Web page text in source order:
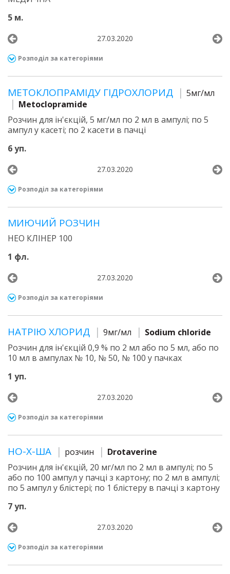
5 м.
27.03.2020
Розподіл за категоріями
МЕТОКЛОПРАМІДУ ГІДРОХЛОРИД
5мг/мл
Metoclopramide
Розчин для ін'єкцій, 5 мг/мл по 2 мл в ампулі; по 5
ампул у касеті; по 2 касети в пачці
6 уп.
27.03.2020
Розподіл за категоріями
МИЮЧИЙ РОЗЧИН
НЕО КЛІНЕР 100
1 фл.
27.03.2020
Розподіл за категоріями
НАТРІЮ ХЛОРИД 9мг/мл
Sodium chloride
Розчин для ін'єкцій 0,9 % по 2 мл або по 5 мл, або по
10 мл в ампулах № 10, № 50, № 100 у пачках
1 уп.
27.03.2020
Розподіл за категоріями
НО-Х-ША розчин
Drotaverine
Розчин для ін'єкцій, 20 мг/мл по 2 мл в ампулі; по 5
або по 100 ампул у пачці з картону; по 2 мл в ампулі;
по 5 ампул у блістері; по 1 блістеру в пачці з картону
7 уп.
27.03.2020
Розподіл за категоріями